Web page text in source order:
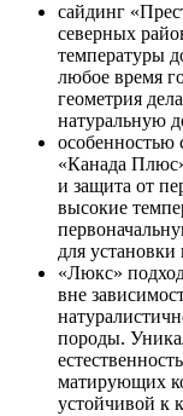
сайдинг
северных
температуры
любое время
геометрия
натуральную
особенностью
«Канада
и защита от
высокие
для
«Люкс»
вне
породы.
матирующих
устойчивой к